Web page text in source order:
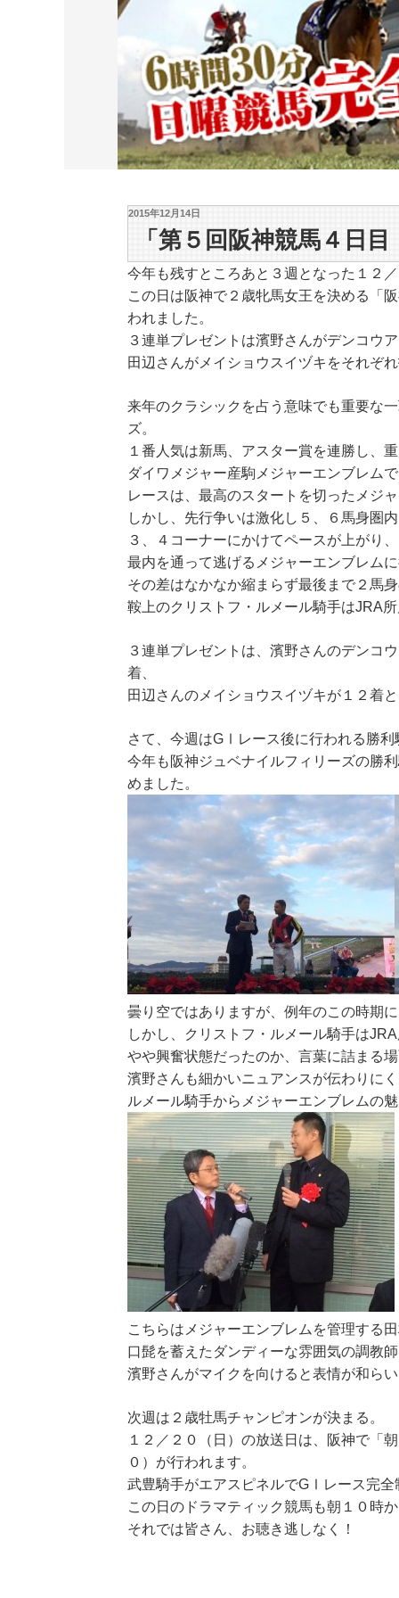
2015年12月14日
「第５回阪神競馬４日
今年も残すところあと３週となった１２
この日は阪神で２歳牝馬女王を決める「
われました。
３連単プレゼントは濱野さんがデンコウ
田辺さんがメイショウスイヅキをそれぞ
来年のクラシックを占う意味でも重要な
ズ。
１番人気は新馬、アスター賞を連勝し、
ダイワメジャー産駒メジャーエンブレム
レースは、最高のスタートを切ったメジ
しかし、先行争いは激化し５、６馬身圏
３、４コーナーにかけてペースが上がり
最内を通って逃げるメジャーエンブレム
その差はなかなか縮まらず最後まで２馬
鞍上のクリストフ・ルメール騎手はJRA
３連単プレゼントは、濱野さんのデンコ
着、
田辺さんのメイショウスイヅキが１２着
さて、今週はGⅠレース後に行われる勝
今年も阪神ジュベナイルフィリーズの勝
めました。
曇り空ではありますが、例年のこの時期
しかし、クリストフ・ルメール騎手は
やや興奮状態だったのか、言葉に詰まる
濱野さんも細かいニュアンスが伝わりに
ルメール騎手からメジャーエンブレムの
こちらはメジャーエンブレムを管理する
口髭を蓄えたダンディーな雰囲気の調教
濱野さんがマイクを向けると表情が和ら
次週は２歳牡馬チャンピオンが決まる。
１２／２０（日）の放送日は、阪神で「
０）が行われます。
武豊騎手がエアスピネルでGⅠレース完全
この日のドラマティック競馬も朝１０時
それでは皆さん、お聴き逃しなく！